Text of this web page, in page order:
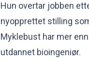
Hun overtar jobben
nyopprettet stilling
Myklebust har mer
utdannet bioingeniør.